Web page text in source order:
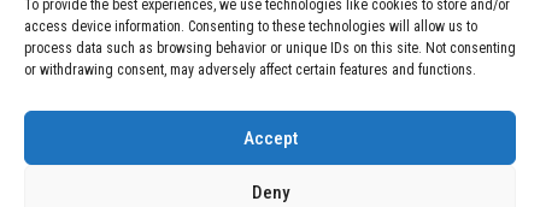
To provide the best experiences, we use technologies like cookies to store and/or
access device information. Consenting to these technologies will allow us to
process data such as browsing behavior or unique IDs on this site. Not consenting
or withdrawing consent, may adversely affect certain features and functions.
Accept
Deny